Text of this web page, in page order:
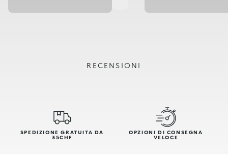
RECENSIONI
SPEDIZIONE GRATUITA DA
35CHF
OPZIONI DI CONSEGNA
VELOCE